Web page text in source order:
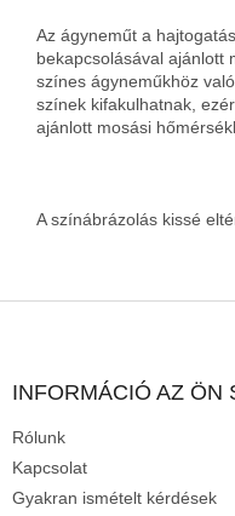
Az ágyneműt a
bekapcsolásával ajánlott
színes ágyneműkhöz
színek kifakulhatnak,
ajánlott mosási
A színábrázolás kissé
INFORMÁCIÓ AZ ÖN
Rólunk
Kapcsolat
Gyakran ismételt kérdések